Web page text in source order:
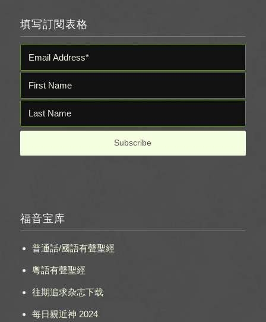
填写訂閱表格
福音宝库
普通話/國語有聲聖經
粵語有聲聖經
往期追求杂志下载
每日親近神 2024